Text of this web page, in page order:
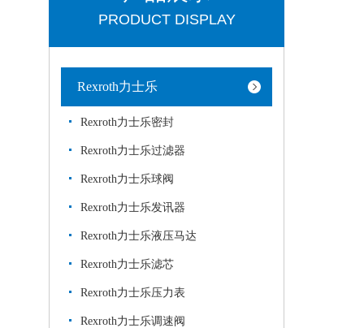
PRODUCT DISPLAY
Rexroth力士乐
Rexroth力士乐密封
Rexroth力士乐过滤器
Rexroth力士乐球阀
Rexroth力士乐发讯器
Rexroth力士乐液压马达
Rexroth力士乐滤芯
Rexroth力士乐压力表
Rexroth力士乐调速阀